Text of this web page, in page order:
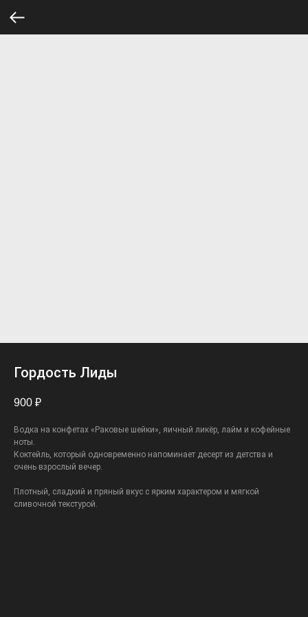
Гордость Лиды
900 ₽
Водка на конфетах «Раковые шейки», яичный ликёр, лайм и кофейные
ноты.
Коктейль, который одновременно напоминает десерт из детства и
очень взрослый вечер.
Плотный, сладкий и пряный вкус с ярким характером и мягкой
сливочной текстурой.